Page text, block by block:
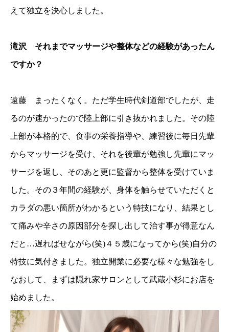
えて独立を決心しました。
滝沢 それまでマッサージや整体などの経験があったん
ですか？
遠藤 まったくなく。ただ学生時代剣道部でしたが、走
るのが速かったので陸上部に引き抜かれました。その陸
上部が本格的で、食事の栄養指導や、練習後に毎日先輩
からマッサージを受け、それを後輩が勉強し先輩にマッ
サージを返し、そのあと更に監督から整体を受けていま
した。その３年間の経験が、身体を触らせていただくと
カラダの悪い箇所がわかるという特技になり、結果とし
て痛みや辛さの原因部分を探し出して治す事が得意なん
だと…遅ればせながら(笑)４５歳になってから(笑)自分の
特技に気付きました。独立開業に必要な様々な勉強をし
なおして、まずは隠れ家サロンとして武蔵小杉にお店を
始めました。